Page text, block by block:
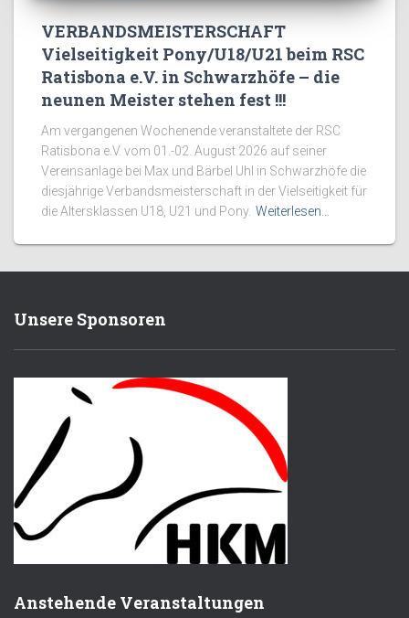
VERBANDSMEISTERSCHAFT
Vielseitigkeit Pony/U18/U21 beim RSC
Ratisbona e.V. in Schwarzhöfe – die
neunen Meister stehen fest !!!
Am vergangenen Wochenende veranstaltete der RSC
Ratisbona e.V. vom 01.-02. August 2026 auf seiner
Vereinsanlage bei Max und Bärbel Uhl in Schwarzhöfe die
diesjährige Verbandsmeisterschaft in der Vielseitigkeit für
die Altersklassen U18, U21 und Pony. Weiterlesen…
Unsere Sponsoren
Anstehende Veranstaltungen